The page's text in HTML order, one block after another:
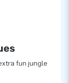
fun jungle